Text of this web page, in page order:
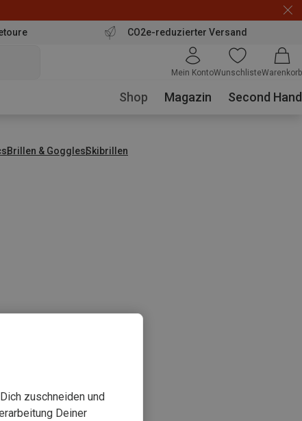
CO2e-reduzierter Versand
Mein KontoWunschlisteWarenkorb
Shop Magazin Second Hand
Brillen & GogglesSkibrillen
zuschneiden und
Deiner